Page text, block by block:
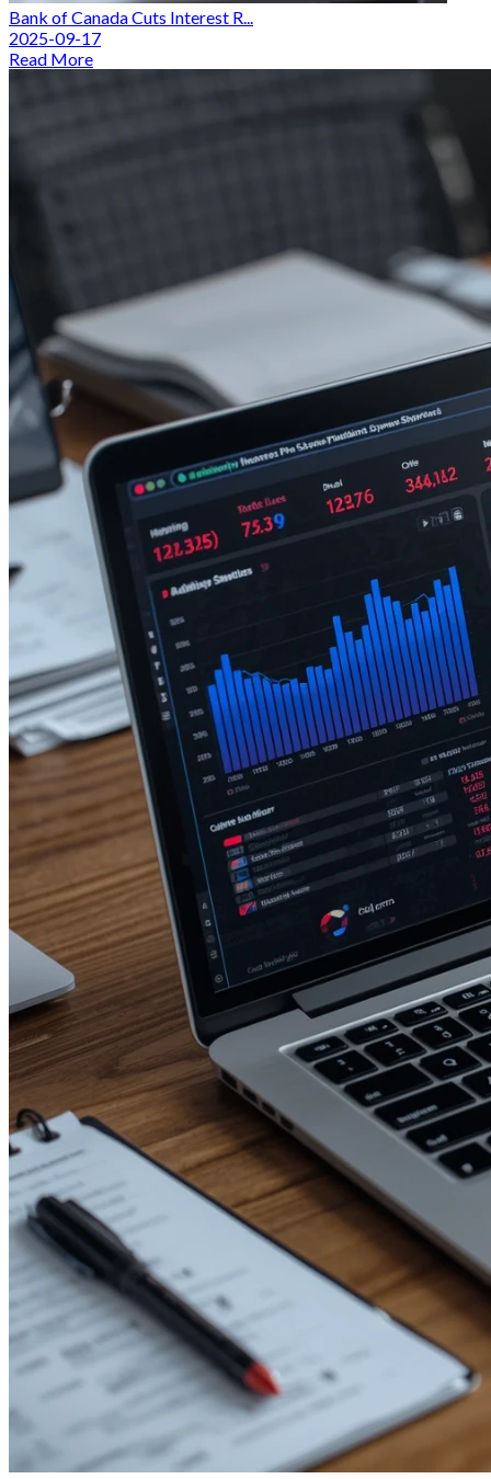
Bank of Canada Cuts Interest R...
2025-09-17
Read More